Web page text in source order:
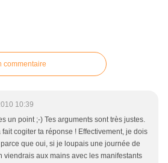
commentaire
10:39
un point ;-) Tes arguments sont très justes.
fait cogiter ta réponse ! Effectivement, je dois
que oui, si je loupais une journée de
viendrais aux mains avec les manifestants